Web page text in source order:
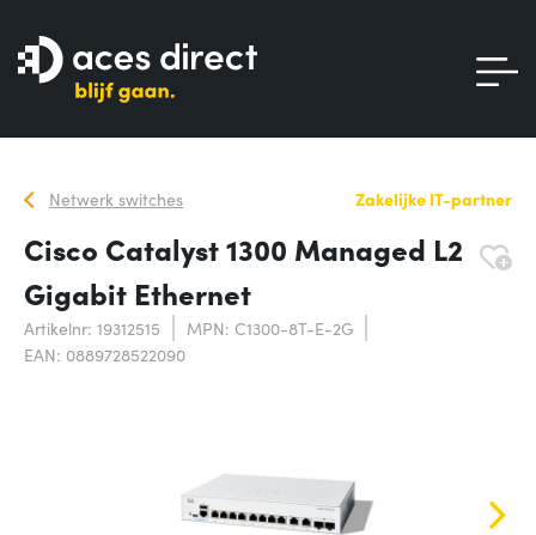
Netwerk switches Zakelijke IT-partner
Cisco Catalyst 1300 Managed L2
Gigabit Ethernet
Artikelnr: 19312515
MPN: C1300-8T-E-2G
EAN: 0889728522090